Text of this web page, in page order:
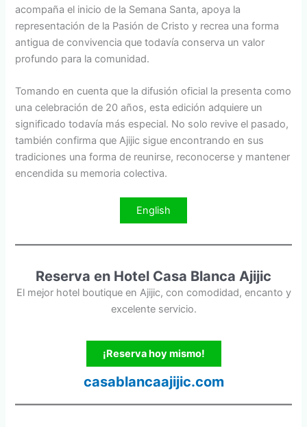
acompaña el inicio de la Semana Santa, apoya la
representación de la Pasión de Cristo y recrea una forma
antigua de convivencia que todavía conserva un valor
profundo para la comunidad.
Tomando en cuenta que la difusión oficial la presenta como
una celebración de 20 años, esta edición adquiere un
significado todavía más especial. No solo revive el pasado,
también confirma que Ajijic sigue encontrando en sus
tradiciones una forma de reunirse, reconocerse y mantener
encendida su memoria colectiva.
English
Reserva en Hotel Casa Blanca Ajijic
El mejor hotel boutique en Ajijic, con comodidad, encanto y
excelente servicio.
¡Reserva hoy mismo!
casablancaajijic.com